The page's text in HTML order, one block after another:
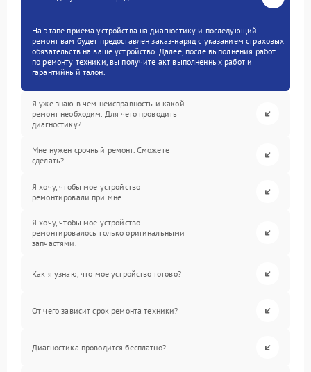
На этапе приема устройства на диагностику и последующий
ремонт вам будет предоставлен заказ-наряд с указанием страховых
обязательств на ваше устройство. Далее, после выполнения работ
по ремонту техники, вы получите акт выполненных работ и
гарантийный талон.
Я уже знаю в чем неисправность и какой
ремонт необходим. Для чего проводить
диагностику?
Мне нужен срочный ремонт. Сможете
сделать?
Я хочу, чтобы мое устройство
ремонтировали при мне.
Я хочу, чтобы мое устройство
ремонтировалось только оригинальными
запчастями.
Как я узнаю, что мое устройство готово?
От чего зависит срок ремонта техники?
Диагностика проводится бесплатно?